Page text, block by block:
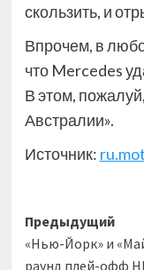
скользить, и
Впрочем, в
что Mercedes
В этом,
Австралии».
Источник:
Навигация
записи
Предыдущий
«Нью-Йорк» и
раунд плей-офф